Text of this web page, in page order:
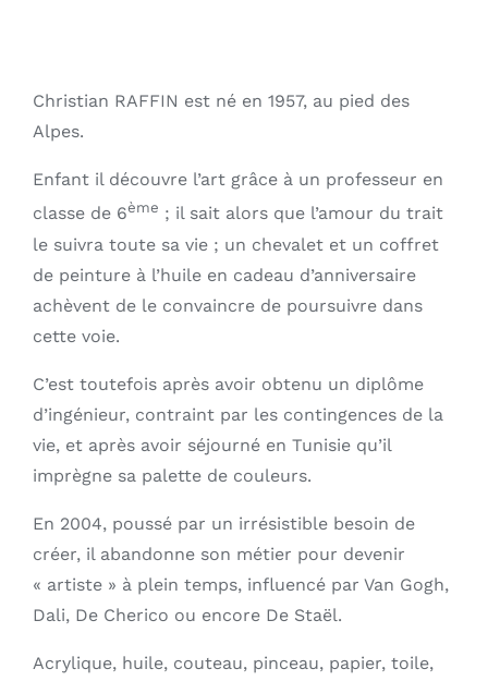
Christian RAFFIN est né en 1957, au pied des
Alpes.
Enfant il découvre l’art grâce à un professeur en
classe de 6ème ; il sait alors que l’amour du trait
le suivra toute sa vie ; un chevalet et un coffret
de peinture à l’huile en cadeau d’anniversaire
achèvent de le convaincre de poursuivre dans
cette voie.
C’est toutefois après avoir obtenu un diplôme
d’ingénieur, contraint par les contingences de la
vie, et après avoir séjourné en Tunisie qu’il
imprègne sa palette de couleurs.
En 2004, poussé par un irrésistible besoin de
créer, il abandonne son métier pour devenir
« artiste » à plein temps, influencé par Van Gogh,
Dali, De Cherico ou encore De Staël.
Acrylique, huile, couteau, pinceau, papier, toile,